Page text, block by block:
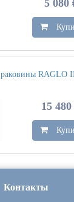
5 080
раковины RAGLO
15
Контакты